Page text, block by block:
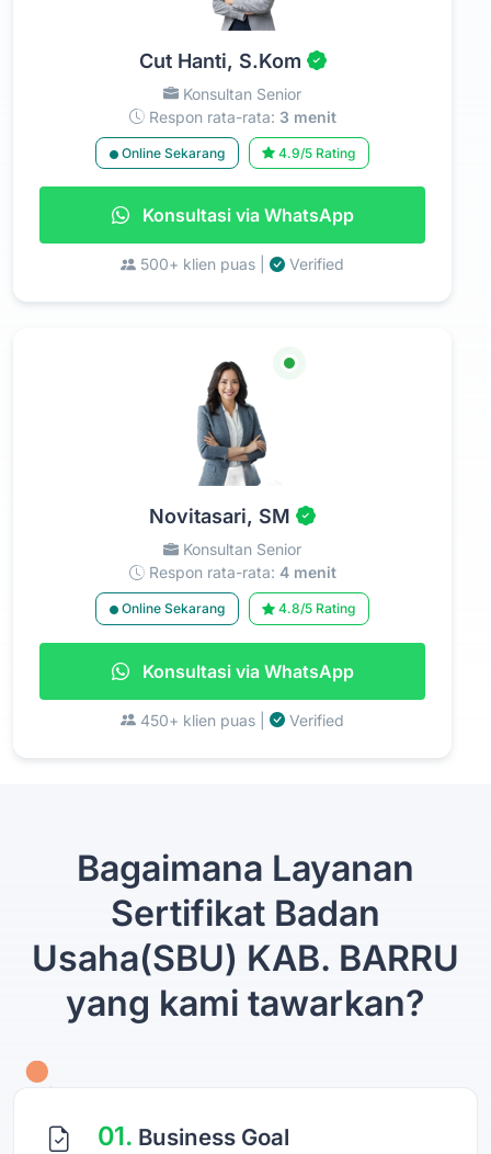
Cut Hanti, S.Kom
Konsultan Senior
Respon rata-rata: 3 menit
Online Sekarang 4.9/5 Rating
Konsultasi via WhatsApp
500+ klien puas | Verified
Novitasari, SM
Konsultan Senior
Respon rata-rata: 4 menit
Online Sekarang 4.8/5 Rating
Konsultasi via WhatsApp
450+ klien puas | Verified
Bagaimana Layanan
Sertifikat Badan
Usaha(SBU) KAB. BARRU
yang kami tawarkan?
01. Business Goal